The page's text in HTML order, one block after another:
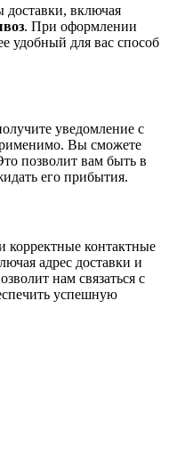
включая
. При оформлении
удобный для вас способ
уведомление с
Вы сможете
позволит вам быть в
его прибытия.
корректные контактные
адрес доставки и
нам связаться с
успешную